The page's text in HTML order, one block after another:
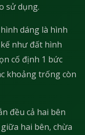
sử dụng.
dáng là hình
như đất hình
cố định 1 bức
khoảng trống còn
đều cả hai bên
hai bên, chừa